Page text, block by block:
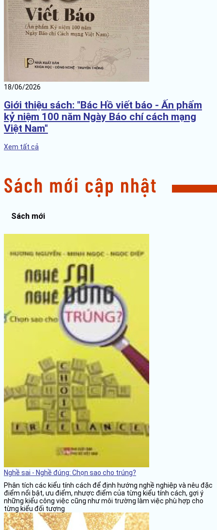
18/06/2026
Giới thiệu sách: "Bác Hồ viết báo - Ấn phẩm
kỷ niệm 100 năm Ngày Báo chí cách mạng
Việt Nam"
Xem tất cả
Sách mới
Nghề sai - Nghề đúng: Chọn sao cho trúng?
Phân tích các kiểu tính cách để định hướng nghề nghiệp và nêu đặc
điểm nổi bật, ưu điểm, nhược điểm của từng kiểu tính cách, gợi ý
những kiểu công việc cũng như môi trường làm việc phù hợp cho
từng kiểu đối tượng